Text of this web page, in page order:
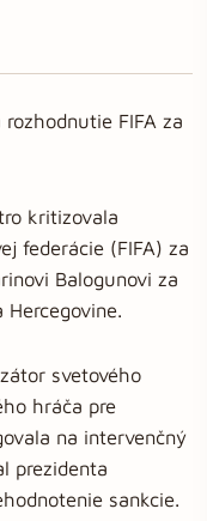
FIFA za
kritizovala
federácie (FIFA) za
Balogunovi za
svetového
hráča pre
na intervenčný
prezidenta
sankcie.